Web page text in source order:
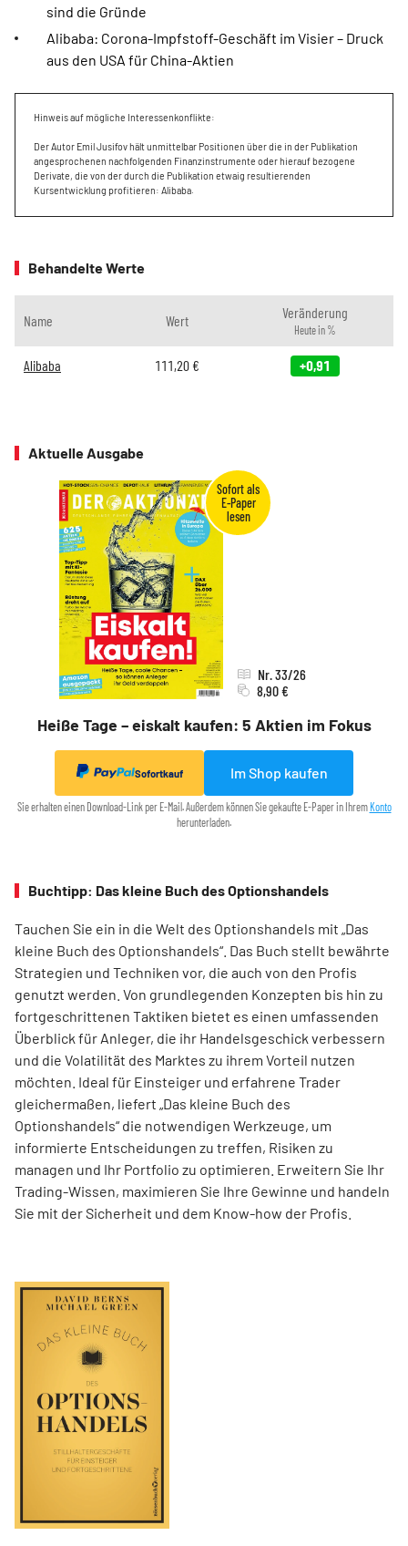
sind die Gründe
Alibaba: Corona-Impfstoff-Geschäft im Visier – Druck
aus den USA für China-Aktien
Hinweis auf mögliche Interessenkonflikte:
Der Autor Emil Jusifov hält unmittelbar Positionen über die in der Publikation
angesprochenen nachfolgenden Finanzinstrumente oder hierauf bezogene
Derivate, die von der durch die Publikation etwaig resultierenden
Kursentwicklung profitieren: Alibaba.
Behandelte Werte
Name Wert Veränderung
Heute in %
Alibaba 111,20 € +0,91
Aktuelle Ausgabe
Heiße Tage – eiskalt kaufen: 5 Aktien im Fokus
Nr. 33/26
8,90 €
Sofortkauf Im Shop kaufen
Sie erhalten einen Download-Link per E-Mail. Außerdem können Sie gekaufte E-Paper in Ihrem Konto
herunterladen.
Buchtipp: Das kleine Buch des Optionshandels
Tauchen Sie ein in die Welt des Optionshandels mit „Das
kleine Buch des Optionshandels“. Das Buch stellt bewährte
Strategien und Techniken vor, die auch von den Profis
genutzt werden. Von grundlegenden Konzepten bis hin zu
fortgeschrittenen Taktiken bietet es einen umfassenden
Überblick für Anleger, die ihr Handelsgeschick verbessern
und die Volatilität des Marktes zu ihrem Vorteil nutzen
möchten. Ideal für Einsteiger und erfahrene Trader
gleichermaßen, liefert „Das kleine Buch des
Optionshandels“ die notwendigen Werkzeuge, um
informierte Entscheidungen zu treffen, Risiken zu
managen und Ihr Portfolio zu optimieren. Erweitern Sie Ihr
Trading-Wissen, maximieren Sie Ihre Gewinne und handeln
Sie mit der Sicherheit und dem Know-how der Profis.